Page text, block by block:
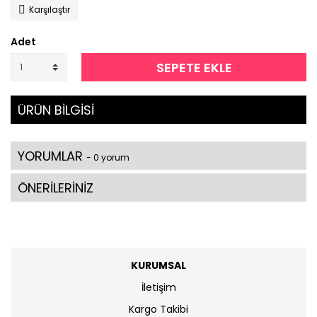
Karşılaştır
Adet
SEPETE EKLE
ÜRÜN BİLGİSİ
YORUMLAR - 0 yorum
ÖNERİLERİNİZ
KURUMSAL
İletişim
Kargo Takibi